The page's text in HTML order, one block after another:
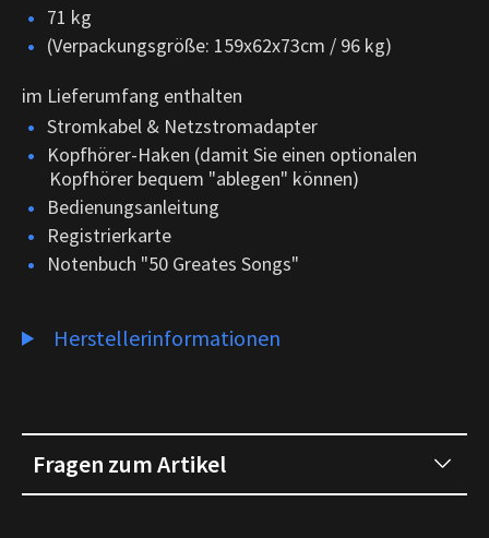
71 kg
(Verpackungsgröße: 159x62x73cm / 96 kg)
im Lieferumfang enthalten
Stromkabel & Netzstromadapter
Kopfhörer-Haken (damit Sie einen optionalen
Kopfhörer bequem "ablegen" können)
Bedienungsanleitung
Registrierkarte
Notenbuch "50 Greates Songs"
Herstellerinformationen
Fragen zum Artikel